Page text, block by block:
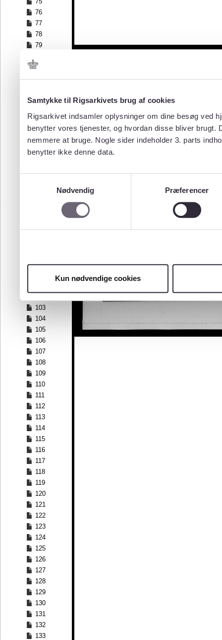
Samtykke til Rigsarkivets brug af cookies
Rigsarkivet indsamler oplysninger om dine besøg ved
benytter vores tjenester, og hvordan disse bliver
nemmere at bruge. Nogle sider indeholder 3. parts
benytter ikke denne data.
Nødvendig
Præferencer
Kun nødvendige cookies
76
77
78
79
81
82
84
86
87
88
89
96
99
103
104
105
106
107
108
109
110
111
112
113
114
115
116
117
118
119
120
121
122
123
124
125
126
127
128
129
130
131
132
133